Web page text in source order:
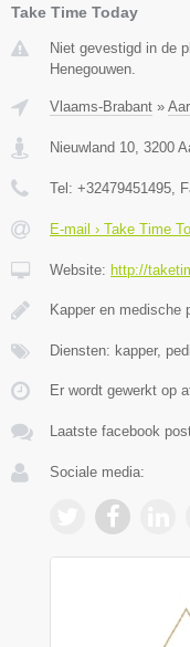
Take Time Today
Niet gevestigd in de
Henegouwen.
Vlaams-Brabant »
Nieuwland 10, 3200
Tel: +32479451495,
E-mail › Take Time
Website: http://
Kapper en medische
Diensten: kapper,
Er wordt gewerkt op
Laatste facebook
Sociale media: